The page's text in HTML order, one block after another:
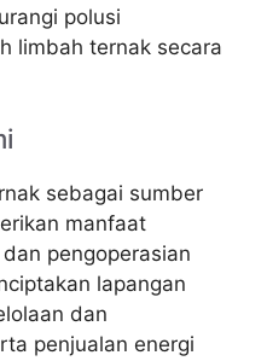
polusi
limbah ternak secara
sebagai sumber
manfaat
pengoperasian
lapangan
dan
penjualan energi